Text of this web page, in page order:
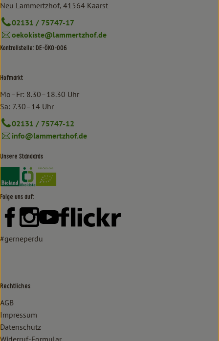
Neu Lammertzhof, 41564 Kaarst
02131 / 75747-17
oekokiste@lammertzhof.de
Kontrollstelle: DE-ÖKO-006
Hofmarkt
Mo–Fr: 8.30–18.30 Uhr
Sa: 7.30–14 Uhr
02131 / 75747-12
info@lammertzhof.de
Unsere Standards
Externer Link zu https://www.bioland.de/verbraucher
Externer Link zu https://www.oekokiste.de/
Folge uns auf:
Externer Link zu https://www.facebook.com/lammertzhof/
Externer Link zu https://www.instagram.com/
Externer Link zu https://www.youtube.com/
Externer Link zu https://
#gerneperdu
Rechtliches
AGB
Impressum
Datenschutz